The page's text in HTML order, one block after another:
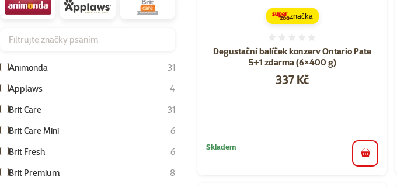
Filtrujte značky psaním
Animonda
31
Applaws
4
Brit Care
31
Brit Care Mini
6
Brit Fresh
6
Brit Premium
8
Degustační balíček konzerv Ontario Pate
5+1 zdarma (6×400 g)
Cena
337 Kč
značka
Skladem
do košíku